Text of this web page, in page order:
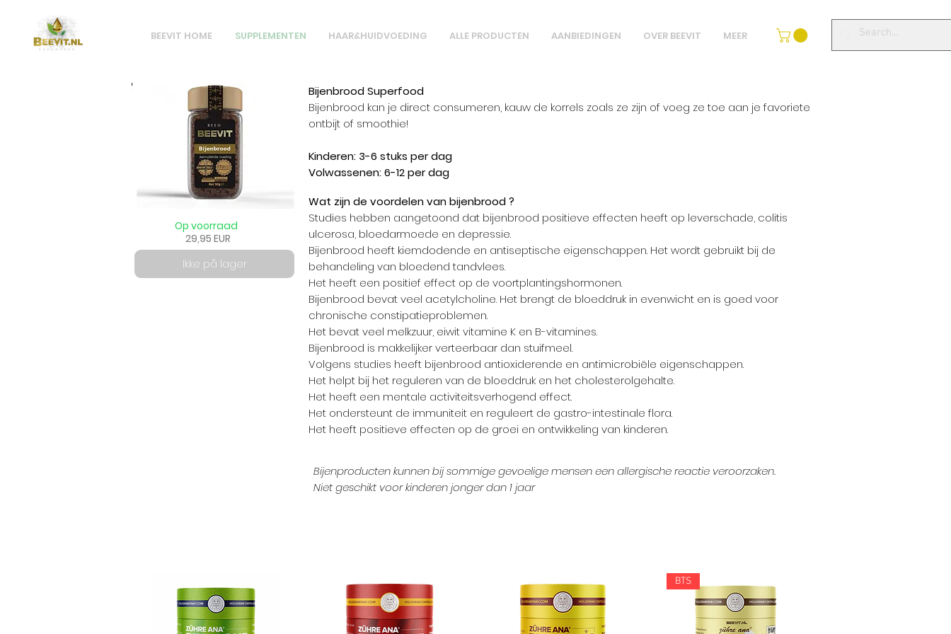
BEEVIT HOME SUPPLEMENTEN HAAR&HUIDVOEDING ALLE PRODUCTEN AANBIEDINGEN OVER BEEVIT MEER
29,95 EUR
Op voorraad
Ikke på lager
BijenbroodSuperfood
Bijenbrood kan je direct consumeren, kauw de korrels zoals ze zijn of voeg ze toe aan je favoriete
ontbijt of smoothie!
Kinderen: 3-6 stuks per dag
Volwassenen: 6-12 per dag
Wat zijn de voordelen van bijenbrood ?
Studies hebben aangetoond dat bijenbrood positieve effecten heeft op leverschade, colitis
ulcerosa, bloedarmoede en depressie.
Bijenbrood heeft kiemdodende en antiseptische eigenschappen. Het wordt gebruikt bij de
behandeling van bloedend tandvlees.
Het heeft een positief effect op de voortplantingshormonen.
Bijenbrood bevat veel acetylcholine. Het brengt de bloeddruk in evenwicht en is goed voor
chronische constipatieproblemen.
Het bevat veel melkzuur, eiwit vitamine K en B-vitamines.
Bijenbrood is makkelijker verteerbaar dan stuifmeel.
Volgens studies heeft bijenbrood antioxiderende en antimicrobiële eigenschappen.
Het helpt bij het reguleren van de bloeddruk en het cholesterolgehalte.
Het heeft een mentale activiteitsverhogend effect.
Het ondersteunt de immuniteit en reguleert de gastro-intestinale flora.
Het heeft positieve effecten op de groei en ontwikkeling van kinderen.
Bijenproducten kunnen bij sommige gevoelige mensen een allergische reactie veroorzaken.
Niet geschikt voor kinderen jonger dan 1 jaar
BTS